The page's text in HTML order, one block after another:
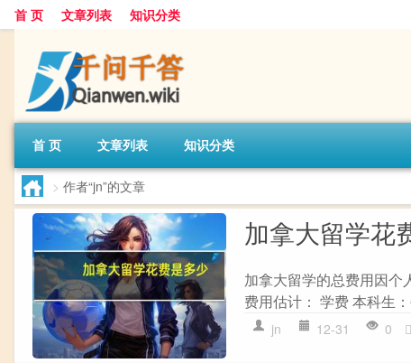
首 页 文章列表 知识分类
首 页 文章列表 知识分类
> 作者“jn”的文章
加拿大留学花
加拿大留学的总费用因个
费用估计： 学费 本科生
jn 12-31 0